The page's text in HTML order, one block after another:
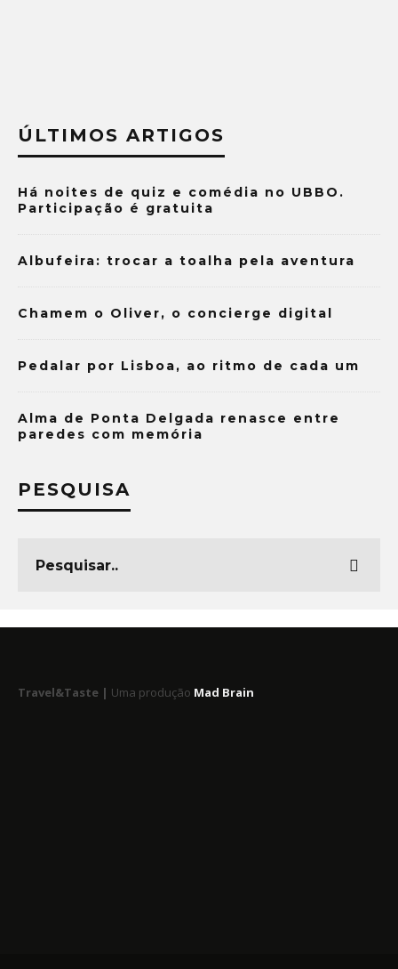
ÚLTIMOS ARTIGOS
Há noites de quiz e comédia no UBBO.
Participação é gratuita
Albufeira: trocar a toalha pela aventura
Chamem o Oliver, o concierge digital
Pedalar por Lisboa, ao ritmo de cada um
Alma de Ponta Delgada renasce entre
paredes com memória
PESQUISA
Travel&Taste | Uma produção Mad Brain